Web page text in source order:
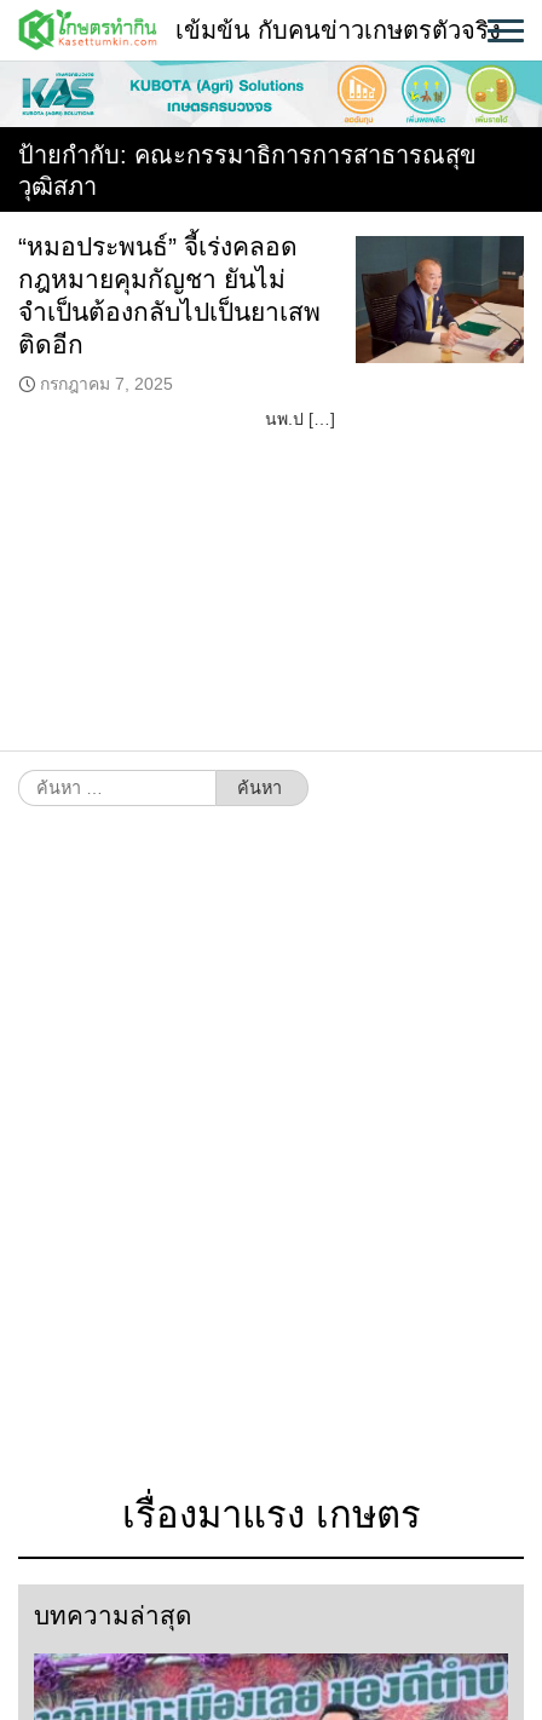
Skip
content
พืช
หน้าแรก
แวดวงเกษตร
ใคร ทำอะไร ที่ไหน
สถานีข่าววันนี้
เข้มข้น กับคนข่าวเกษตรตัวจริง
ป้ายกำกับ: คณะกรรมาธิการการสาธารณสุข
วุฒิสภา
“หมอประพนธ์” จี้เร่งคลอด
กฎหมายคุมกัญชา ยันไม่
จำเป็นต้องกลับไปเป็นยาเสพ
ติดอีก
กรกฎาคม 7, 2025
นพ.ป […]
ค้นหา
สำหรับ:
เรื่องมาแรง เกษตร
บทความล่าสุด